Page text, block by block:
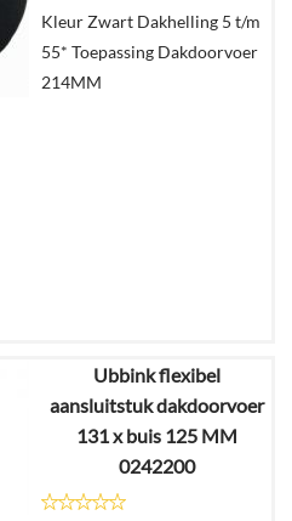
In
winkelmand
Kleur Zwart Dakhelling 5 t/m
55* Toepassing Dakdoorvoer
214MM
€19,42
€16,31
Ubbink flexibel
aansluitstuk dakdoorvoer
131 x buis 125 MM
0242200